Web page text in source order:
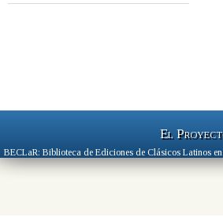
El
BECLaR: Biblioteca de Ediciones de Clásicos Latinos